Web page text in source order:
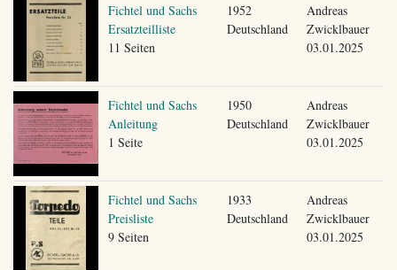
Fichtel und Sachs
Ersatzteilliste
11 Seiten
1952
Deutschland
Andreas
Zwicklbauer
03.01.2025
Fichtel und Sachs
Anleitung
1 Seite
1950
Deutschland
Andreas
Zwicklbauer
03.01.2025
Fichtel und Sachs
Preisliste
9 Seiten
1933
Deutschland
Andreas
Zwicklbauer
03.01.2025